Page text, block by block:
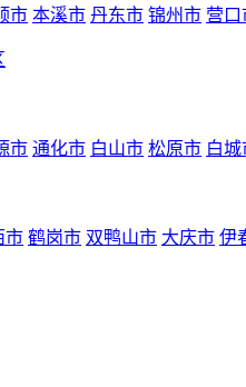
市 本溪市 丹东市 锦州市 营口
市 通化市 白山市 松原市 白城
市 鹤岗市 双鸭山市 大庆市 伊